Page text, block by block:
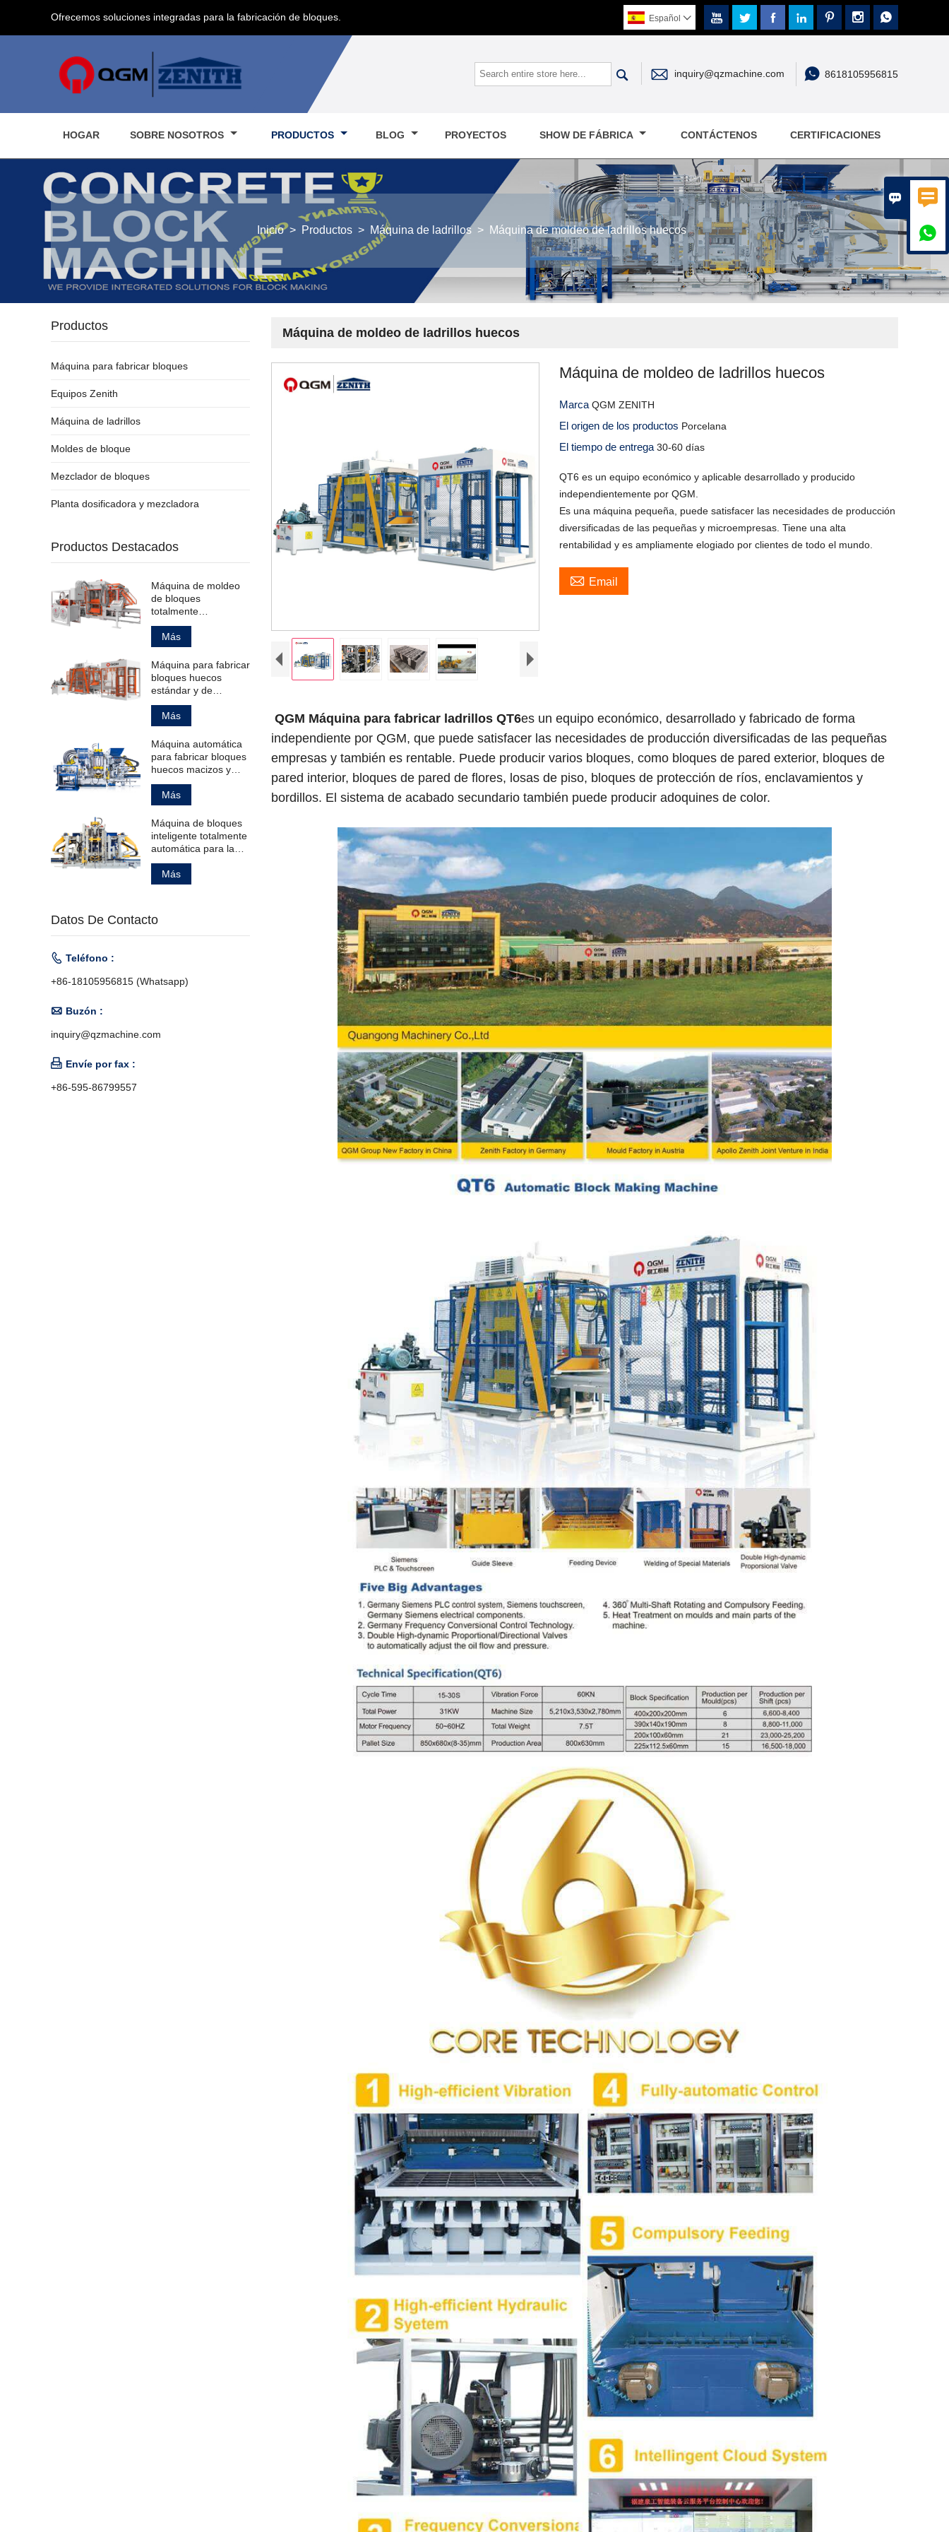
 

Ofrecemos soluciones integradas para la fabricación de bloques.       
Español 
  inquiry@qzmachine.com  8618105956815
HOGAR SOBRE NOSOTROS PRODUCTOS BLOG PROYECTOS SHOW DE FÁBRICA CONTÁCTENOS CERTIFICACIONES
Inicio > Productos > Máquina de ladrillos > Máquina de moldeo de ladrillos huecos
Máquina de moldeo de ladrillos huecos
Máquina de moldeo de ladrillos huecos
MarcaQGM ZENITH
El origen de los productos Porcelana
El tiempo de entrega30-60 días
QT6 es un equipo económico y aplicable desarrollado y producido
independientemente por QGM.
Es una máquina pequeña, puede satisfacer las necesidades de producción
diversificadas de las pequeñas y microempresas. Tiene una alta
rentabilidad y es ampliamente elogiado por clientes de todo el mundo.
 Email
QGM Máquina para fabricar ladrillos QT6es un equipo económico, desarrollado y fabricado de forma
independiente por QGM, que puede satisfacer las necesidades de producción diversificadas de las pequeñas
empresas y también es rentable. Puede producir varios bloques, como bloques de pared exterior, bloques de
pared interior, bloques de pared de flores, losas de piso, bloques de protección de ríos, enclavamientos y
bordillos. El sistema de acabado secundario también puede producir adoquines de color.
Productos
Máquina para fabricar bloques
Equipos Zenith
Máquina de ladrillos
Moldes de bloque
Mezclador de bloques
Planta dosificadora y mezcladora
Productos Destacados
Máquina de moldeo
de bloques
totalmente
automática para
bloques de
pavimentación
huecos estándar.
Más
Máquina para fabricar
bloques huecos
estándar y de
pavimentación.
Más
Máquina automática
para fabricar bloques
huecos macizos y
bordillos.
Más
Máquina de bloques
inteligente totalmente
automática para la
fabricación de
productos de
hormigón.
Más
Datos De Contacto
 Teléfono :
+86-18105956815 (Whatsapp)
 Buzón :
inquiry@qzmachine.com
 Envíe por fax :
+86-595-86799557